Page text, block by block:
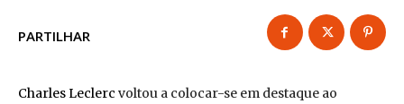
PARTILHAR
Charles Leclerc voltou a colocar-se em destaque ao